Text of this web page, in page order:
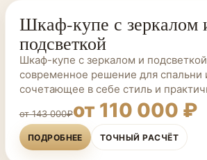
ШКАФЫ-КУПЕ НА ЗАКАЗ
Шкаф-купе с зеркалом
подсветкой
Шкаф-купе с зеркалом и
современное решение для спальни
сочетающее в себе стиль и
от 143 000₽от 110 000 ₽
ПОДРОБНЕЕ ТОЧНЫЙ РАСЧЁТ